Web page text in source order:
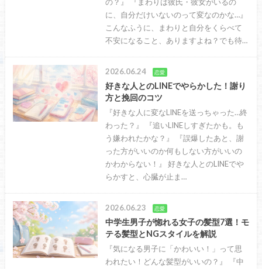
の？』 『まわりは彼氏・彼女がいるの
に、自分だけいないのって変なのかな…』
こんなふうに、まわりと自分をくらべて
不安になること、ありますよね？でも待…
2026.06.24 恋愛
好きな人とのLINEでやらかした！謝り
方と挽回のコツ
『好きな人に変なLINEを送っちゃった…終
わった？』 『追いLINEしすぎたかも。も
う嫌われたかな？』 『誤爆したあと、謝
った方がいいのか何もしない方がいいの
かわからない！』 好きな人とのLINEでや
らかすと、心臓が止ま…
2026.06.23 恋愛
中学生男子が惚れる女子の髪型7選！モ
テる髪型とNGスタイルを解説
『気になる男子に「かわいい！」って思
われたい！どんな髪型がいいの？』 『中